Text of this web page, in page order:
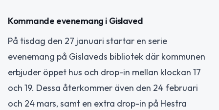
Kommande evenemang i Gislaved
På tisdag den 27 januari startar en serie
evenemang på Gislaveds bibliotek där kommunen
erbjuder öppet hus och drop-in mellan klockan 17
och 19. Dessa återkommer även den 24 februari
och 24 mars, samt en extra drop-in på Hestra